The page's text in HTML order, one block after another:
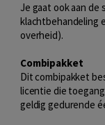
Je gaat ook aan
klachtbehandeling
overheid).
Combipakket
Dit combipakket
licentie die
geldig gedurende